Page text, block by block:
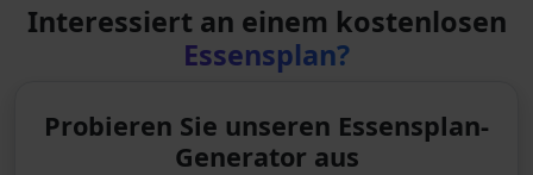
Interessiert an einem kostenlosen
Essensplan?
Probieren Sie unseren Essensplan-
Generator aus